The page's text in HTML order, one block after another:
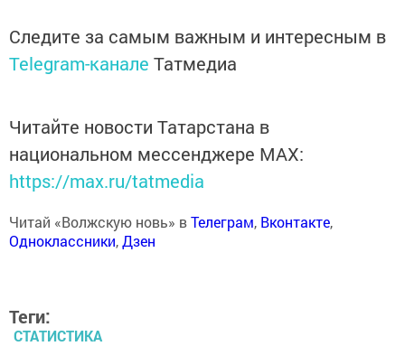
Следите за самым важным и интересным в
Telegram-канале Татмедиа
Читайте новости Татарстана в
национальном мессенджере MАХ:
https://max.ru/tatmedia
Читай «Волжскую новь» вТелеграм, Вконтакте,
Одноклассники,Дзен
Теги:
СТАТИСТИКА